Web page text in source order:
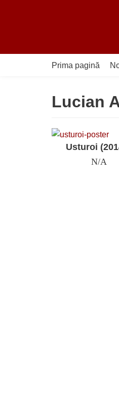
conținut
Prima pagină
Lucian
Usturoi
N/A